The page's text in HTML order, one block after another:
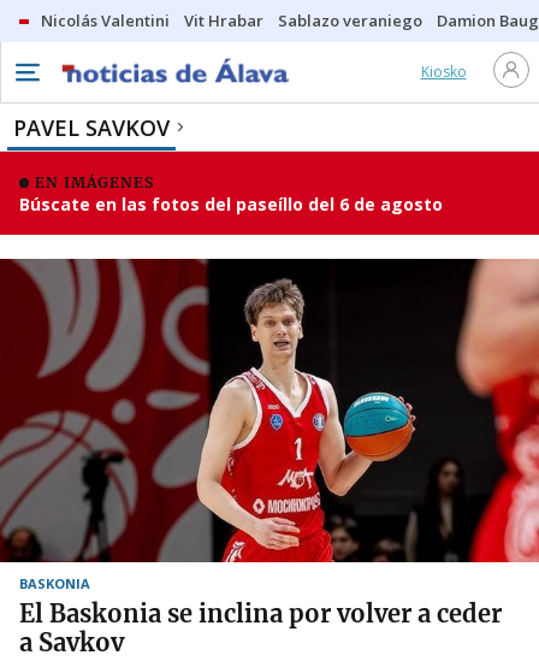
Nicolás Valentini Vit Hrabar Sablazo veraniego Damion
Kiosko
PAVEL SAVKOV
EN IMÁGENES
Búscate en las fotos del paseíllo del 6 de agosto
BASKONIA
El Baskonia se inclina por volver a ceder
a Savkov